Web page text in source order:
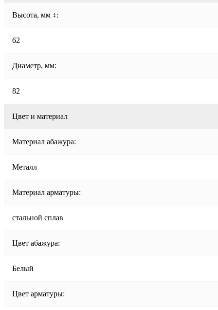
Высота, мм ↕:
62
Диаметр, мм:
82
Цвет и материал
Материал абажура:
Металл
Материал арматуры:
стальной сплав
Цвет абажура:
Белый
Цвет арматуры: